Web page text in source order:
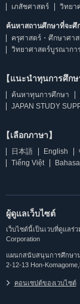
เภสัชศาสตร์
วิทยา
ค้นหาสถานศึกษาที่จะศึ
ครุศาสตร์・ศึกษาศา
วิทยาศาสตร์บูรณากา
【แนะนำทุนการศึกษา
ค้นหาทุนการศึกษา
JAPAN STUDY
【เลือกภาษา】
日本語 English
Tiếng Việt
ผู้ดูแลเว็บไซต์
เว็บไซต์นี้เป็นเวบที่ดูแลร่ว
Corporation
แผนกสนับสนุนการศึกษาน
2-12-13 Hon-
คอนเซปต์ของเวบไซต์